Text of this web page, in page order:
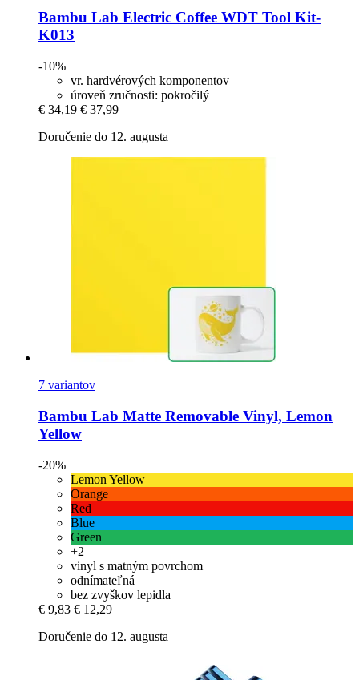
Bambu Lab Electric Coffee WDT Tool Kit-​
K013
-10%
vr. hardvérových komponentov
úroveň zručnosti: pokročilý
€ 34,19 € 37,99
Doručenie do 12. augusta
7 variantov
Bambu Lab Matte Removable Vinyl, Lemon
Yellow
-20%
Lemon Yellow
Orange
Red
Blue
Green
+2
vinyl s matným povrchom
odnímateľná
bez zvyškov lepidla
€ 9,83 € 12,29
Doručenie do 12. augusta